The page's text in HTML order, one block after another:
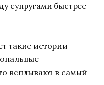
супругами быстрее
такие истории
всплывают в самый